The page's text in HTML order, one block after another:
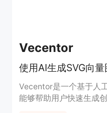
Vecentor
使用AI生成SVG向量
Vecentor是一个基于人
能够帮助用户快速生成